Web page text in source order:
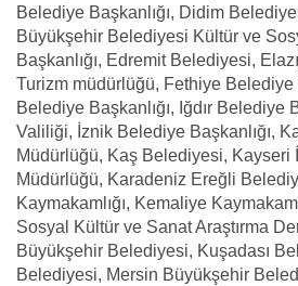
Belediye Başkanlığı, Didim
Büyükşehir Belediyesi Kültür ve
Başkanlığı, Edremit Belediyesi,
Turizm müdürlüğü, Fethiye Belediye
Belediye Başkanlığı, Iğdır Belediye
Valiliği, İznik Belediye Başkanlığı,
Müdürlüğü, Kaş Belediyesi, Kayseri
Müdürlüğü, Karadeniz Ereğli
Kaymakamlığı, Kemaliye
Sosyal Kültür ve Sanat Araştırma
Büyükşehir Belediyesi, Kuşadası
Belediyesi, Mersin Büyükşehir